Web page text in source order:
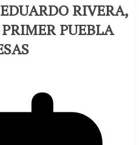
RIVERA,
PUEBLA